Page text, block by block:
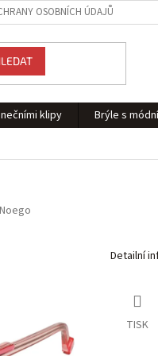
OSOBNÍCH ÚDAJŮ
klipy Brýle s
Noego
Detailní
TISK